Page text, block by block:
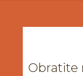
Obratite